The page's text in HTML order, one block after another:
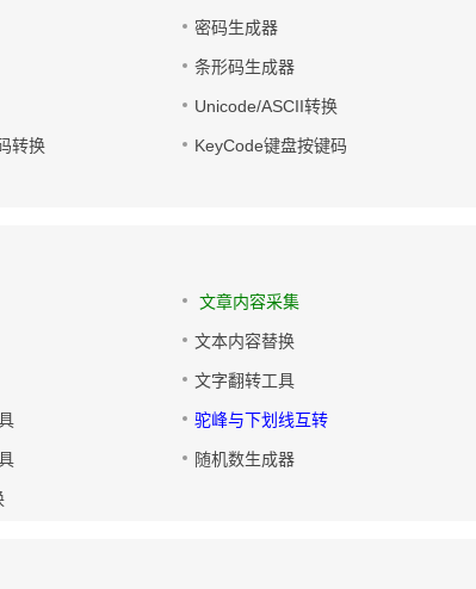
密码生成器
条形码生成器
Unicode/ASCII转换
转换 KeyCode键盘按键码
文章内容采集
文本内容替换
文字翻转工具
驼峰与下划线互转
随机数生成器